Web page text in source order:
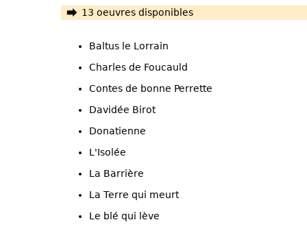
13 oeuvres disponibles
Baltus le Lorrain
Charles de Foucauld
Contes de bonne Perrette
Davidée Birot
Donatienne
L'Isolée
La Barrière
La Terre qui meurt
Le blé qui lève